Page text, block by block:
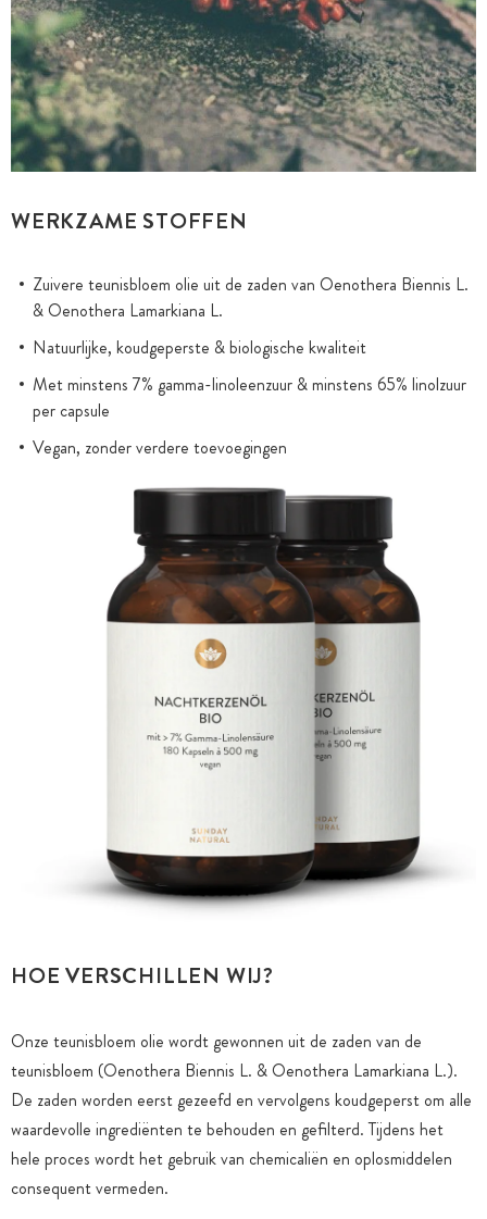
WERKZAME STOFFEN
Zuivere teunisbloem olie uit de zaden van Oenothera Biennis L.
& Oenothera Lamarkiana L.
Natuurlijke, koudgeperste & biologische kwaliteit
Met minstens 7% gamma-linoleenzuur & minstens 65% linolzuur
per capsule
Vegan, zonder verdere toevoegingen
HOE VERSCHILLEN WIJ?
Onze teunisbloem olie wordt gewonnen uit de zaden van de
teunisbloem (Oenothera Biennis L. & Oenothera Lamarkiana L.).
De zaden worden eerst gezeefd en vervolgens koudgeperst om alle
waardevolle ingrediënten te behouden en gefilterd. Tijdens het
hele proces wordt het gebruik van chemicaliën en oplosmiddelen
consequent vermeden.